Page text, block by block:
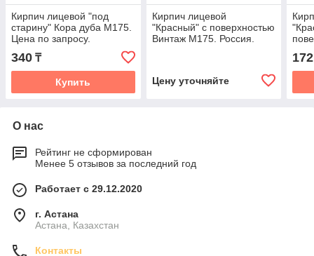
Кирпич лицевой "под
старину" Кора дуба М175.
Цена по запросу.
340 ₸
Купить
Кирпич лицевой
"Красный" с поверхностью
Винтаж М175. Россия.
Цену уточняйте
172
О нас
Рейтинг не сформирован
Менее 5 отзывов за последний год
Работает с 29.12.2020
г. Астана
Астана, Казахстан
Контакты